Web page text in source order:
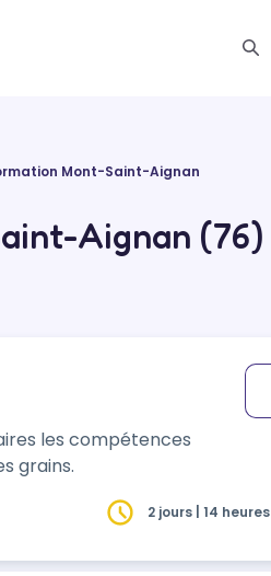
Mont-Saint-Aignan
Aignan (76)
les compétences
grains.
2 jours | 14 heures